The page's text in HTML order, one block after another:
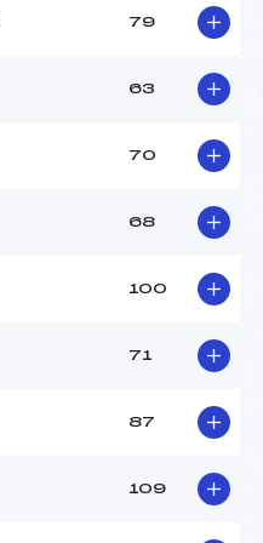
-5°C
120.0000
U16->Mas
79
63
70
68
100
71
87
109